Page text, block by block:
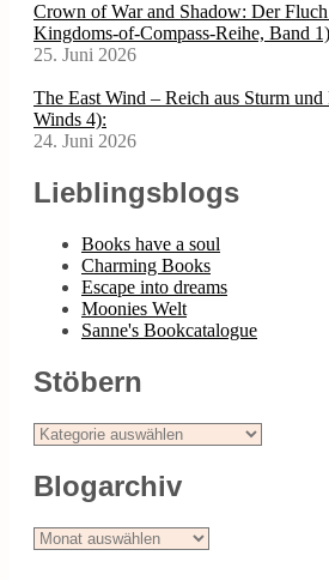
Crown of War and Shadow: Der
Kingdoms-of-Compass-Reihe, Band 1)
25. Juni 2026
The East Wind – Reich aus Sturm
Winds 4):
24. Juni 2026
Lieblingsblogs
Books have a soul
Charming Books
Escape into dreams
Moonies Welt
Sanne's Bookcatalogue
Stöbern
Stöbern
Blogarchiv
Blogarchiv